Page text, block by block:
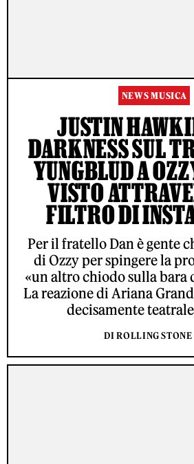
NEWS MUSICA
JUSTIN
DARKNESS SUL
YUNGBLUD A
VISTO
FILTRO DI
Per il fratello Dan è gente
di Ozzy per spingere la
«un altro chiodo sulla bara
La reazione di Ariana
decisamente
DI ROLLING